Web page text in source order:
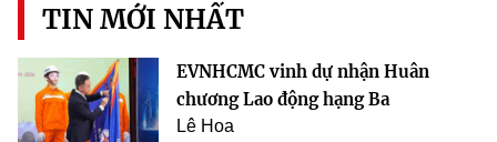
TIN MỚI NHẤT
EVNHCMC vinh dự nhận Huân
chương Lao động hạng Ba
Lê Hoa